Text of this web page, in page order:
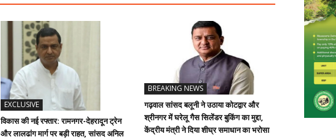
EXCLUSIVE
विकास की नई रफ्तार: रामनगर-देहरादून ट्रेन
और लालढांग मार्ग पर बड़ी राहत, सांसद अनिल
BREAKING NEWS
गढ़वाल सांसद बलूनी ने उठाया कोटद्वार और
श्रीनगर में घरेलू गैस सिलेंडर बुकिंग का मुद्दा,
केंद्रीय मंत्री ने दिया शीघ्र समाधान का भरोसा